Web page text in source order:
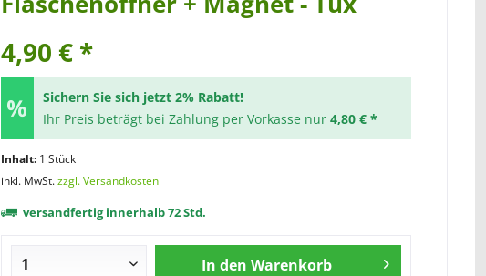
4,90 € *
Sichern Sie sich jetzt 2% Rabatt!
Ihr Preis beträgt bei Zahlung per Vorkasse nur 4,80 € *
Inhalt: 1 Stück
inkl. MwSt.zzgl. Versandkosten
versandfertig innerhalb 72 Std.
In den Warenkorb